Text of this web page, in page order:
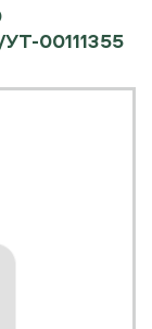
00111355